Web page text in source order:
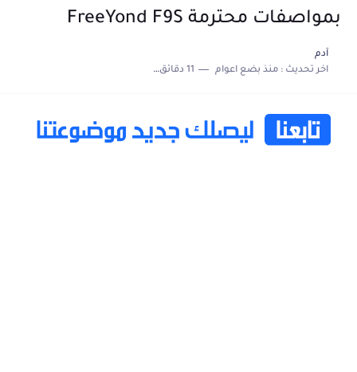
بمواصفات محترمة FreeYond F9S
آدم
اخر تحديث :منذ بضع اعوام 11 دقائق للقراءة